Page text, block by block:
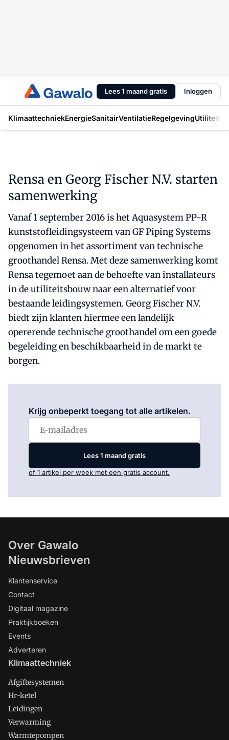
Lees 1 maand gratis Inloggen
KlimaattechniekEnergieSanitairVentilatieRegelgevingUtiliteit
Rensa en Georg Fischer N.V. starten
samenwerking
Vanaf 1 september 2016 is het Aquasystem PP-R
kunststofleidingsysteem van GF Piping Systems
opgenomen in het assortiment van technische
groothandel Rensa. Met deze samenwerking komt
Rensa tegemoet aan de behoefte van installateurs
in de utiliteitsbouw naar een alternatief voor
bestaande leidingsystemen. Georg Fischer N.V.
biedt zijn klanten hiermee een landelijk
opererende technische groothandel om een goede
begeleiding en beschikbaarheid in de markt te
borgen.
Krijg onbeperkt toegang tot alle artikelen.
Lees 1 maand gratis
of 1 artikel per week met een gratis account.
Over Gawalo
Nieuwsbrieven
Klantenservice
Contact
Digitaal magazine
Praktijkboeken
Events
Adverteren
Klimaattechniek
Afgiftesystemen
Hr-ketel
Leidingen
Verwarming
Warmtepompen